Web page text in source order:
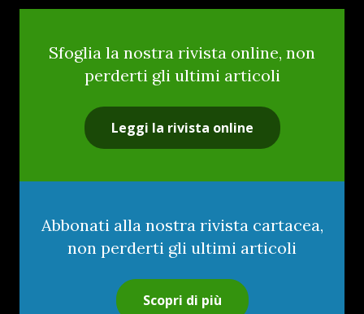
Sfoglia la nostra rivista online, non
perderti gli ultimi articoli
Leggi la rivista online
Abbonati alla nostra rivista cartacea,
non perderti gli ultimi articoli
Scopri di più